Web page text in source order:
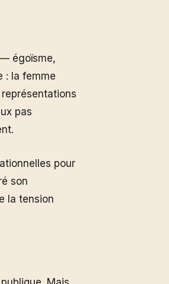
égoïsme,
: la femme
pas
pour
son
la tension